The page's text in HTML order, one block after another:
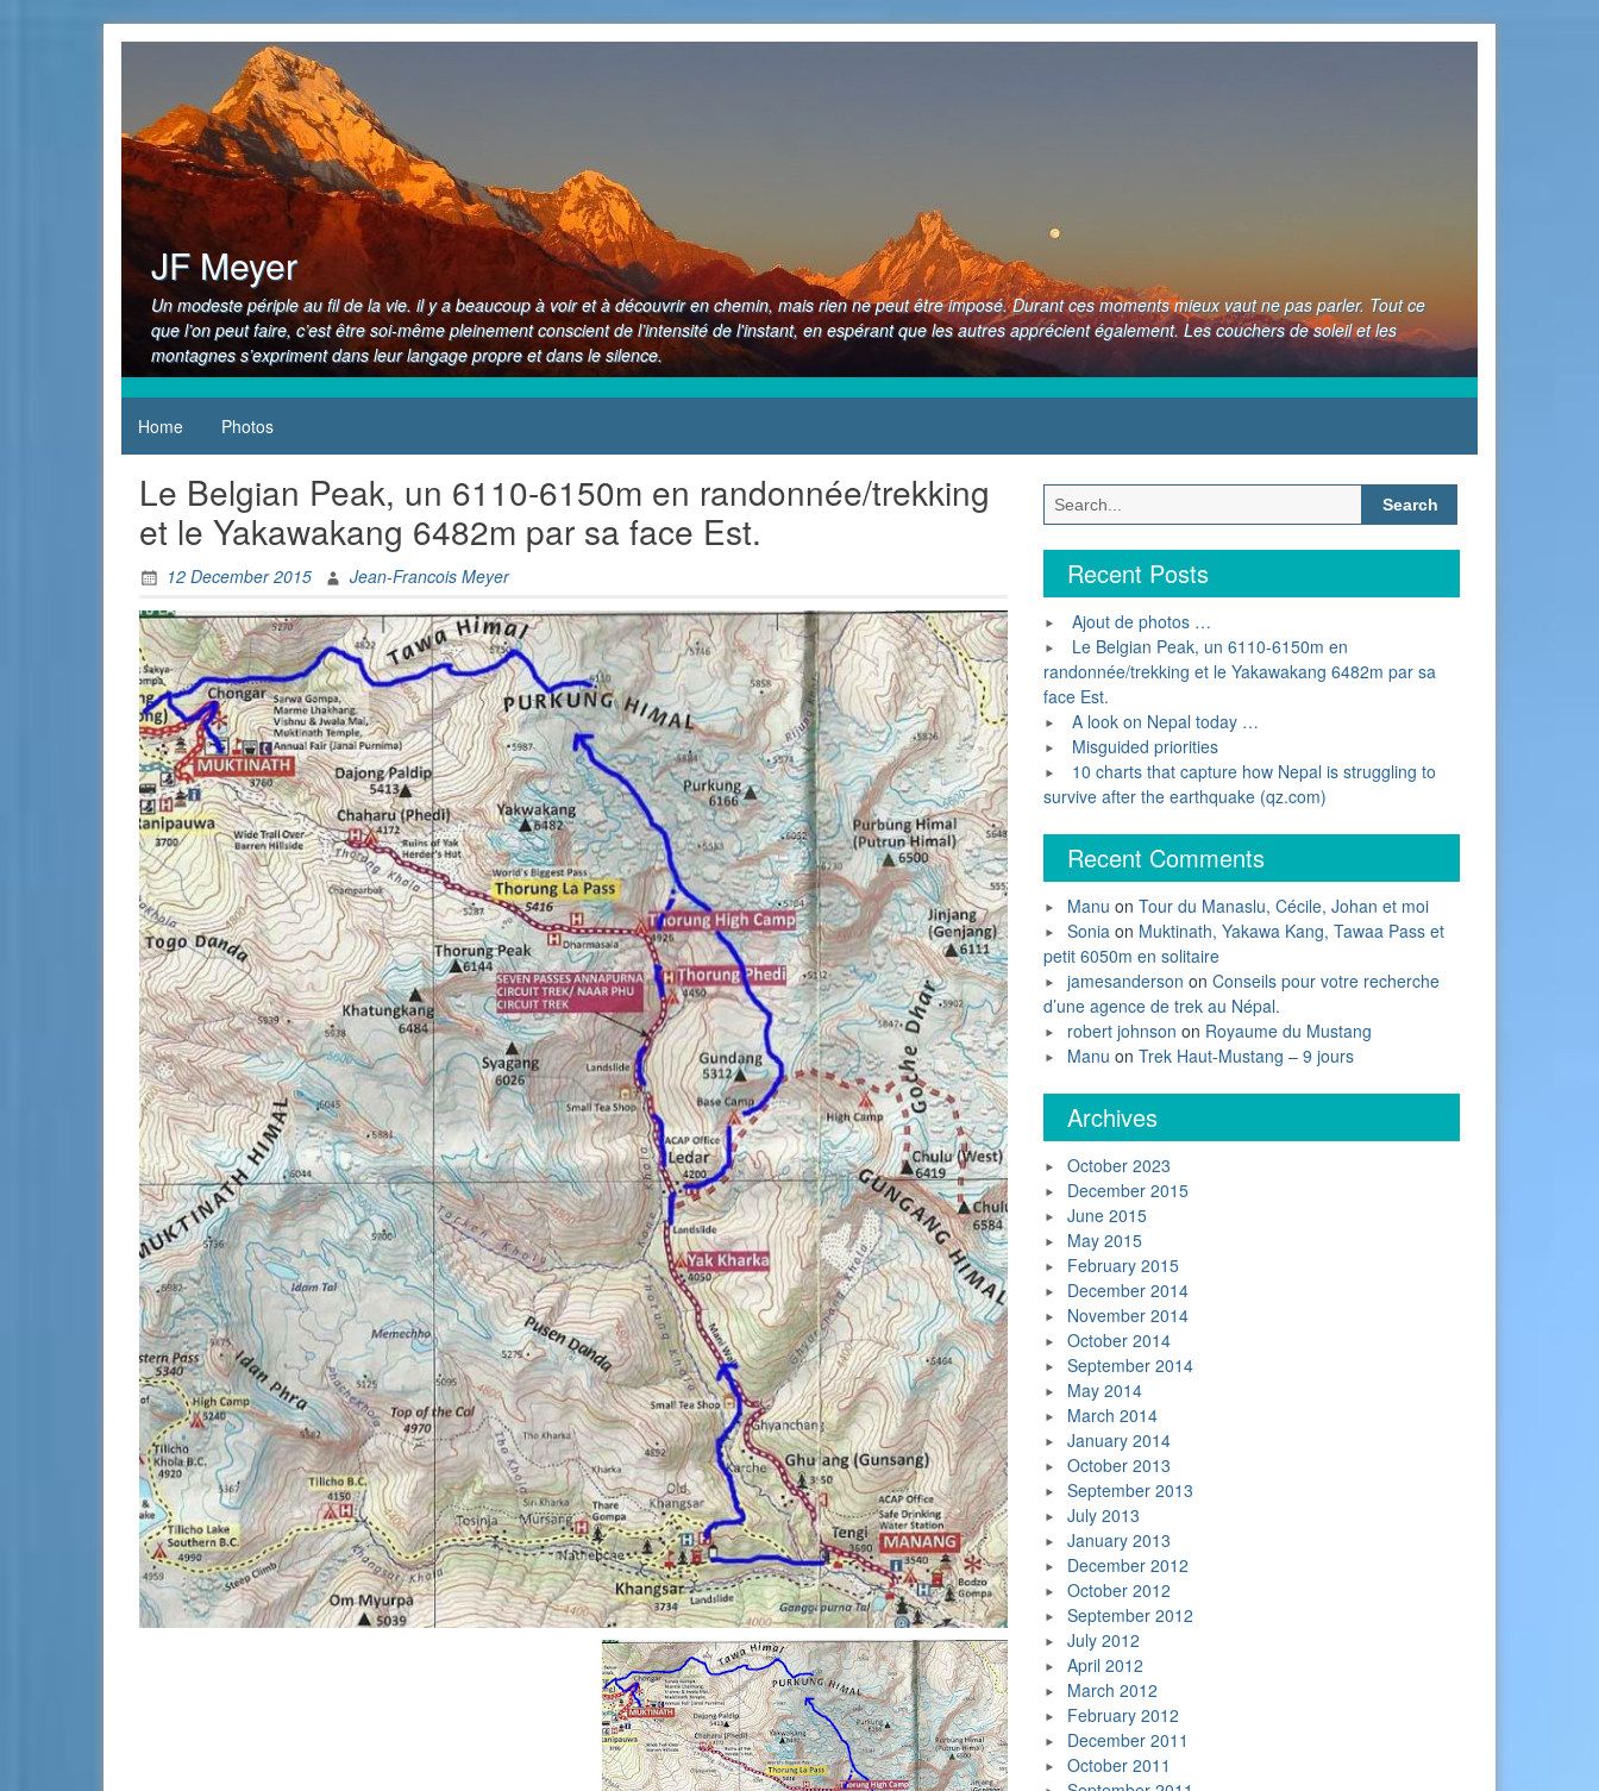
JF Meyer
Un modeste périple au fil de la vie. il y a beaucoup à voir et à découvrir en chemin, mais rien ne peut être imposé. Durant ces moments mieux vaut ne pas parler. Tout ce
que l’on peut faire, c’est être soi-même pleinement conscient de l’intensité de l'instant, en espérant que les autres apprécient également. Les couchers de soleil et les
montagnes s’expriment dans leur langage propre et dans le silence.
Home Photos
Le Belgian Peak, un 6110-6150m en randonnée/trekking
et le Yakawakang 6482m par sa face Est.
12 December 2015 Jean-Francois Meyer
Search
for:
Recent Posts
Ajout de photos …
Le Belgian Peak, un 6110-6150m en
randonnée/trekking et le Yakawakang 6482m par sa
face Est.
A look on Nepal today …
Misguided priorities
10 charts that capture how Nepal is struggling to
survive after the earthquake (qz.com)
Recent Comments
Manu on Tour du Manaslu, Cécile, Johan et moi
Sonia on Muktinath, Yakawa Kang, Tawaa Pass et
petit 6050m en solitaire
jamesanderson on Conseils pour votre recherche
d’une agence de trek au Népal.
robert johnson on Royaume du Mustang
Manu on Trek Haut-Mustang – 9 jours
Archives
October 2023
December 2015
June 2015
May 2015
February 2015
December 2014
November 2014
October 2014
September 2014
May 2014
March 2014
January 2014
October 2013
September 2013
July 2013
January 2013
December 2012
October 2012
September 2012
July 2012
April 2012
March 2012
February 2012
December 2011
October 2011